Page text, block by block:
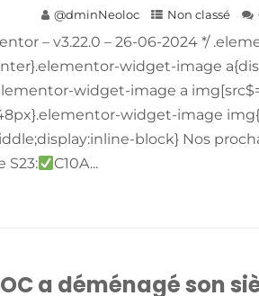
@dminNeoloc Non classé
– v3.22.0 – 26-06-2024 */
widget-image
widget-image a img[src$=
widget-image
block} Nos
S23:
C10A...
a déménagé son